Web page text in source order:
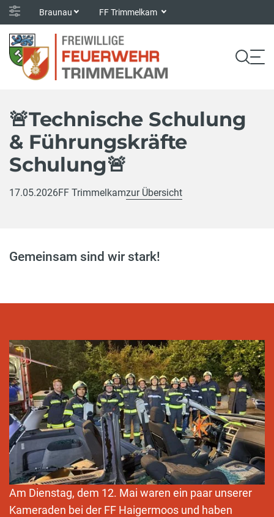
Braunau FF Trimmelkam
🚨Technische Schulung
& Führungskräfte
Schulung🚨
17.05.2026FF Trimmelkamzur Übersicht
Gemeinsam sind wir stark!
Am Dienstag, dem 12. Mai waren ein paar unserer
Kameraden bei der FF Haigermoos und haben